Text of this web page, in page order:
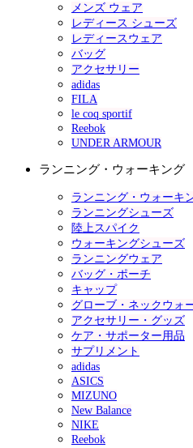
メンズ ウェア
レディース シューズ
レディースウェア
バッグ
アクセサリー
adidas
FILA
le coq sportif
Reebok
UNDER ARMOUR
ランニング・ウォーキング
ランニング・ウォーキ
ランニングシューズ
陸上スパイク
ウォーキングシューズ
ランニングウェア
バッグ・ポーチ
キャップ
グローブ・ネックウォ
アクセサリー・グッズ
ケア・サポーター用品
サプリメント
adidas
ASICS
MIZUNO
New Balance
NIKE
Reebok